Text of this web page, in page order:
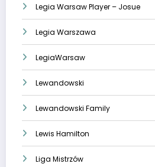
Legia Warsaw Player – Josue
Legia Warszawa
LegiaWarsaw
Lewandowski
Lewandowski Family
Lewis Hamilton
Liga Mistrzów